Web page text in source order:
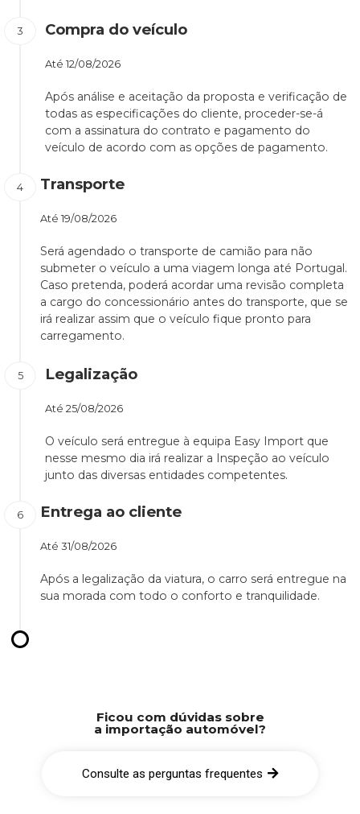
Compra do veículo
Até 12/08/2026
Após análise e aceitação da proposta e verificação de
todas as especificações do cliente, proceder-se-á
com a assinatura do contrato e pagamento do
veículo de acordo com as opções de pagamento.
Transporte
Até 19/08/2026
Será agendado o transporte de camião para não
submeter o veículo a uma viagem longa até Portugal.
Caso pretenda, poderá acordar uma revisão completa
a cargo do concessionário antes do transporte, que se
irá realizar assim que o veículo fique pronto para
carregamento.
Legalização
Até 25/08/2026
O veículo será entregue à equipa Easy Import que
nesse mesmo dia irá realizar a Inspeção ao veículo
junto das diversas entidades competentes.
Entrega ao cliente
Até 31/08/2026
Após a legalização da viatura, o carro será entregue na
sua morada com todo o conforto e tranquilidade.
Ficou com dúvidas sobre
a importação automóvel?
Consulte as perguntas frequentes